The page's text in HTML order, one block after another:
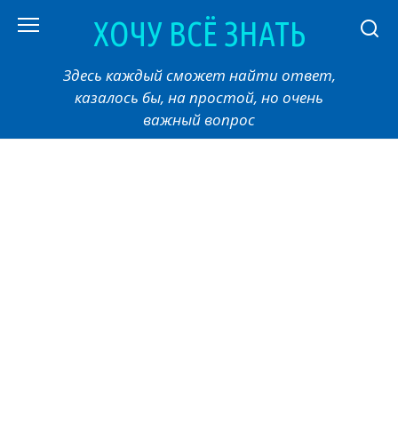
ХОЧУ ВСЁ ЗНАТЬ
Здесь каждый сможет найти ответ,
казалось бы, на простой, но очень
важный вопрос